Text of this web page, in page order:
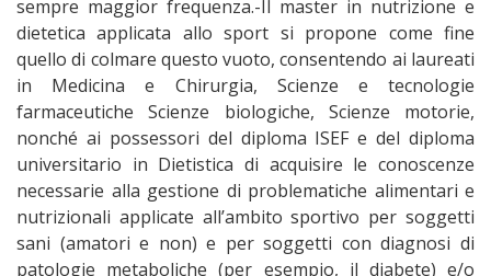
sempre maggior frequenza.-Il master in nutrizione e
dietetica applicata allo sport si propone come fine
quello di colmare questo vuoto, consentendo ai laureati
in Medicina e Chirurgia, Scienze e tecnologie
farmaceutiche Scienze biologiche, Scienze motorie,
nonché ai possessori del diploma ISEF e del diploma
universitario in Dietistica di acquisire le conoscenze
necessarie alla gestione di problematiche alimentari e
nutrizionali applicate all’ambito sportivo per soggetti
sani (amatori e non) e per soggetti con diagnosi di
patologie metaboliche (per esempio, il diabete) e/o